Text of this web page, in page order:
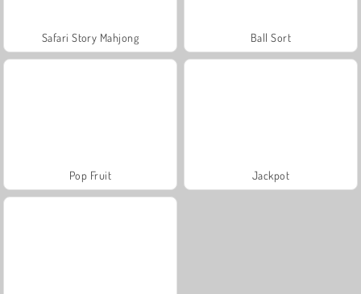
Safari Story Mahjong Ball Sort
Pop Fruit Jackpot